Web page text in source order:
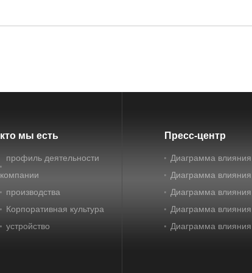
кто мы есть
профиль деятельности
компании
производства
Корпоративная культура
устройство
Пресс-центр
Диаграмма
Диаграмма
Диаграмма
Диаграмма
Диаграмма